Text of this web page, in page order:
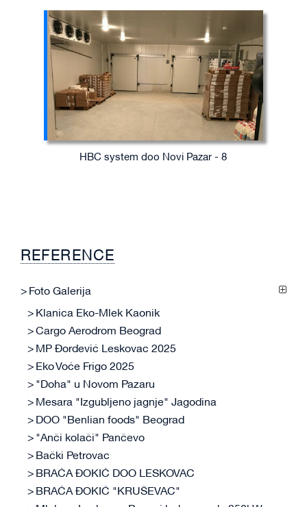
HBC system doo Novi Pazar - 8
REFERENCE
Foto Galerija
Klanica Eko-Mlek Kaonik
Cargo Aerodrom Beograd
MP Đorđević Leskovac 2025
Eko Voće Frigo 2025
"Doha" u Novom Pazaru
Mesara "Izgubljeno jagnje" Jagodina
DOO "Benlian foods" Beograd
"Anči kolači" Pančevo
Bački Petrovac
BRAĆA ĐOKIĆ DOO LESKOVAC
BRAĆA ĐOKIĆ "KRUŠEVAC"